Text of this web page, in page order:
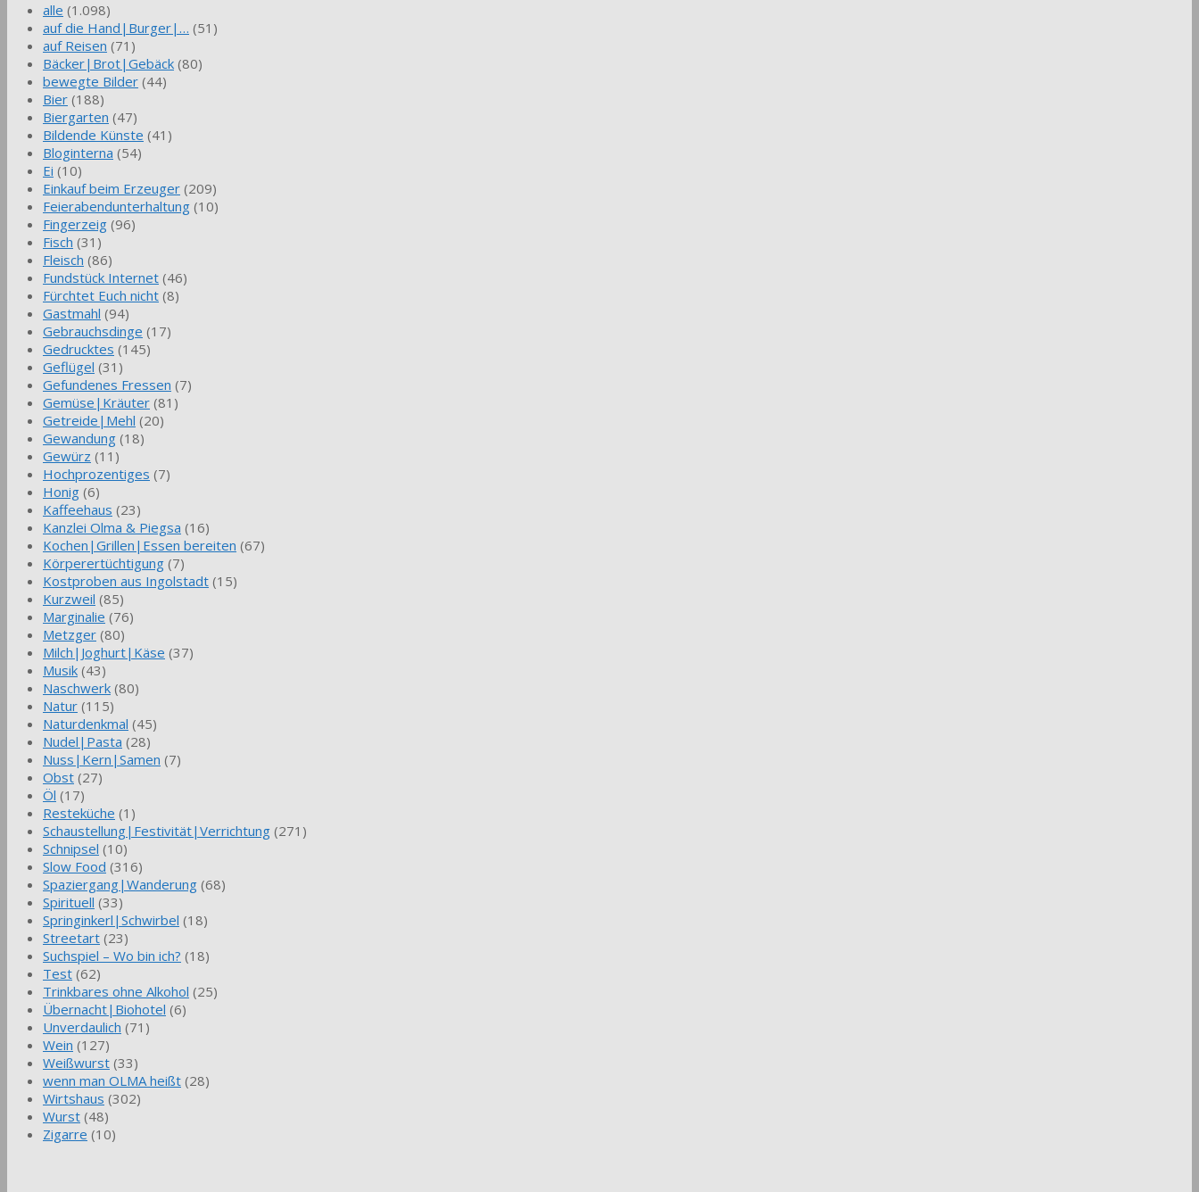
alle (1.098)
auf die Hand|Burger|… (51)
auf Reisen (71)
Bäcker|Brot|Gebäck (80)
bewegte Bilder (44)
Bier (188)
Biergarten (47)
Bildende Künste (41)
Bloginterna (54)
Ei (10)
Einkauf beim Erzeuger (209)
Feierabendunterhaltung (10)
Fingerzeig (96)
Fisch (31)
Fleisch (86)
Fundstück Internet (46)
Fürchtet Euch nicht (8)
Gastmahl (94)
Gebrauchsdinge (17)
Gedrucktes (145)
Geflügel (31)
Gefundenes Fressen (7)
Gemüse|Kräuter (81)
Getreide|Mehl (20)
Gewandung (18)
Gewürz (11)
Hochprozentiges (7)
Honig (6)
Kaffeehaus (23)
Kanzlei Olma & Piegsa (16)
Kochen|Grillen|Essen bereiten (67)
Körperertüchtigung (7)
Kostproben aus Ingolstadt (15)
Kurzweil (85)
Marginalie (76)
Metzger (80)
Milch|Joghurt|Käse (37)
Musik (43)
Naschwerk (80)
Natur (115)
Naturdenkmal (45)
Nudel|Pasta (28)
Nuss|Kern|Samen (7)
Obst (27)
Öl (17)
Resteküche (1)
Schaustellung|Festivität|Verrichtung (271)
Schnipsel (10)
Slow Food (316)
Spaziergang|Wanderung (68)
Spirituell (33)
Springinkerl|Schwirbel (18)
Streetart (23)
Suchspiel – Wo bin ich? (18)
Test (62)
Trinkbares ohne Alkohol (25)
Übernacht|Biohotel (6)
Unverdaulich (71)
Wein (127)
Weißwurst (33)
wenn man OLMA heißt (28)
Wirtshaus (302)
Wurst (48)
Zigarre (10)